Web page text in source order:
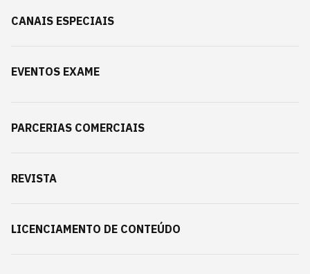
CANAIS ESPECIAIS
EVENTOS EXAME
PARCERIAS COMERCIAIS
REVISTA
LICENCIAMENTO DE CONTEÚDO